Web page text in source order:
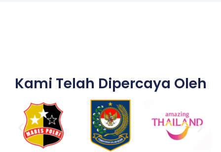
Kami Telah Dipercaya Oleh